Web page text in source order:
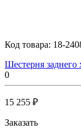
Код товара: 18-
Шестерня заднего
0
15 255 ₽
Заказать